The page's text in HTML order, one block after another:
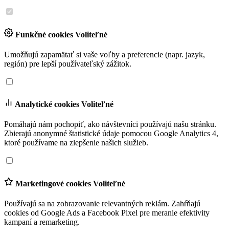
Funkčné cookies Voliteľné
Umožňujú zapamätať si vaše voľby a preferencie (napr. jazyk,
región) pre lepší používateľský zážitok.
Analytické cookies Voliteľné
Pomáhajú nám pochopiť, ako návštevníci používajú našu stránku.
Zbierajú anonymné štatistické údaje pomocou Google Analytics 4,
ktoré používame na zlepšenie našich služieb.
Marketingové cookies Voliteľné
Používajú sa na zobrazovanie relevantných reklám. Zahŕňajú
cookies od Google Ads a Facebook Pixel pre meranie efektivity
kampaní a remarketing.